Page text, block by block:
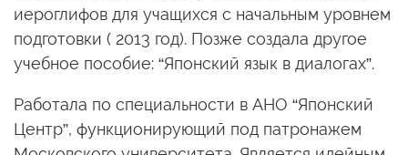
иероглифов для учащихся с начальным уровнем
подготовки ( 2013 год). Позже создала другое
учебное пособие: “Японский язык в диалогах”.
Работала по специальности в АНО “Японский
Центр”, функционирующий под патронажем